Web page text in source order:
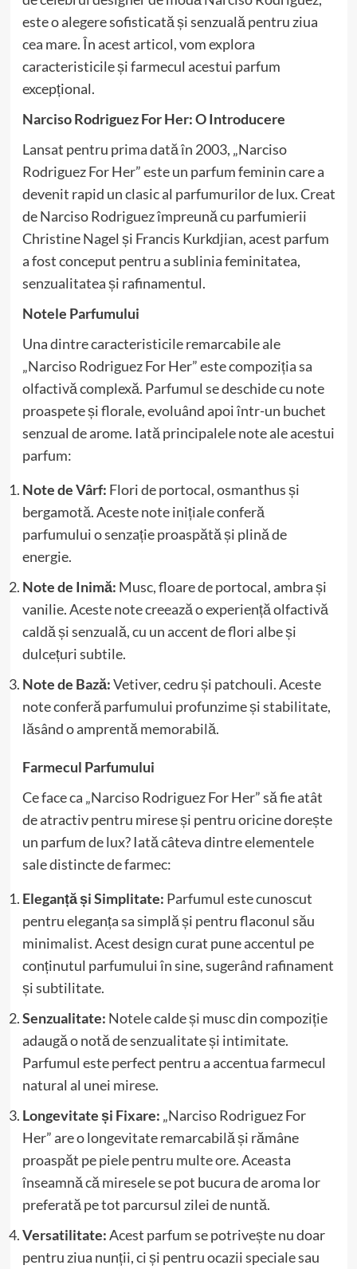
este o alegere sofisticată și senzuală pentru ziua
cea mare. În acest articol, vom explora
caracteristicile și farmecul acestui parfum
excepțional.
Narciso Rodriguez For Her: O Introducere
Lansat pentru prima dată în 2003, „Narciso
Rodriguez For Her” este un parfum feminin care a
devenit rapid un clasic al parfumurilor de lux. Creat
de Narciso Rodriguez împreună cu parfumierii
Christine Nagel și Francis Kurkdjian, acest parfum
a fost conceput pentru a sublinia feminitatea,
senzualitatea și rafinamentul.
Notele Parfumului
Una dintre caracteristicile remarcabile ale
„Narciso Rodriguez For Her” este compoziția sa
olfactivă complexă. Parfumul se deschide cu note
proaspete și florale, evoluând apoi într-un buchet
senzual de arome. Iată principalele note ale acestui
parfum:
Note de Vârf: Flori de portocal, osmanthus și
bergamotă. Aceste note inițiale conferă
parfumului o senzație proaspătă și plină de
energie.
Note de Inimă: Musc, floare de portocal, ambra și
vanilie. Aceste note creează o experiență olfactivă
caldă și senzuală, cu un accent de flori albe și
dulcețuri subtile.
Note de Bază:Vetiver, cedru și patchouli. Aceste
note conferă parfumului profunzime și stabilitate,
lăsând o amprentă memorabilă.
Farmecul Parfumului
Ce face ca „Narciso Rodriguez For Her” să fie atât
de atractiv pentru mirese și pentru oricine dorește
un parfum de lux? Iată câteva dintre elementele
sale distincte de farmec:
Eleganță și Simplitate: Parfumul este cunoscut
pentru eleganța sa simplă și pentru flaconul său
minimalist. Acest design curat pune accentul pe
conținutul parfumului în sine, sugerând rafinament
și subtilitate.
Senzualitate: Notele calde și musc din compoziție
adaugă o notă de senzualitate și intimitate.
Parfumul este perfect pentru a accentua farmecul
natural al unei mirese.
Longevitate și Fixare: „Narciso Rodriguez For
Her” are o longevitate remarcabilă și rămâne
proaspăt pe piele pentru multe ore. Aceasta
înseamnă că miresele se pot bucura de aroma lor
preferată pe tot parcursul zilei de nuntă.
Versatilitate:Acest parfum se potrivește nu doar
pentru ziua nunții, ci și pentru ocazii speciale sau